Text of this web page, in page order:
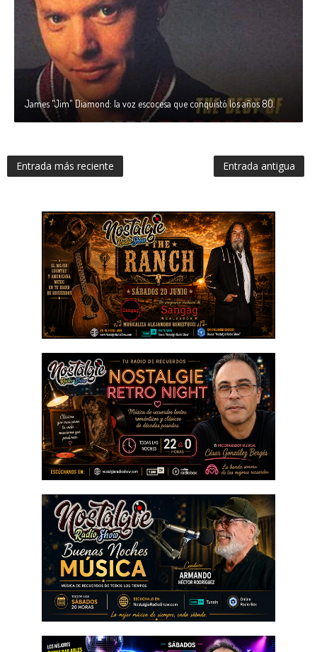
James "Jim" Diamond: la voz escocesa que conquistó los años 80.
Entrada más reciente Entrada antigua